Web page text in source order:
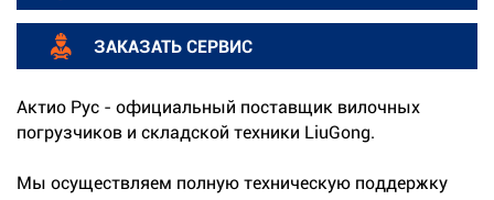
ЗАКАЗАТЬ СЕРВИС
Актио Рус - официальный поставщик вилочных
погрузчиков и складской техники LiuGong.
Мы осуществляем полную техническую поддержку